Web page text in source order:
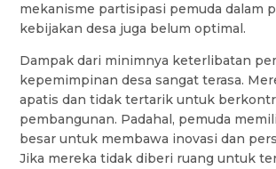
mekanisme partisipasi pemuda dalam
kebijakan desa juga belum optimal.
Dampak dari minimnya keterlibatan
kepemimpinan desa sangat terasa.
apatis dan tidak tertarik untuk
pembangunan. Padahal, pemuda
besar untuk membawa inovasi dan
Jika mereka tidak diberi ruang untuk